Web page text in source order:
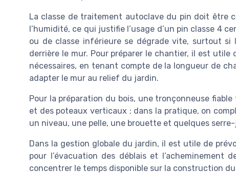
La classe de traitement autoclave du pin doit être
l’humidité, ce qui justifie l’usage d’un pin classe 4
ou de classe inférieure se dégrade vite, surtout
derrière le mur. Pour préparer le chantier, il est
nécessaires, en tenant compte de la longueur de
adapter le mur au relief du jardin.
Pour la préparation du bois, une tronçonneuse
et des poteaux verticaux ; dans la pratique, on
un niveau, une pelle, une brouette et quelques
Dans la gestion globale du jardin, il est utile de
pour l’évacuation des déblais et
concentrer le temps disponible sur la construction